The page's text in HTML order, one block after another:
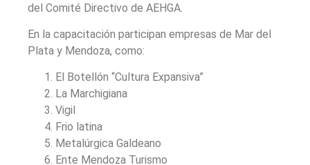
del Comité Directivo de AEHGA.
En la capacitación participan empresas de Mar del
Plata y Mendoza, como:
El Botellón “Cultura Expansiva”
La Marchigiana
Vigil
Frio latina
Metalúrgica Galdeano
Ente Mendoza Turismo